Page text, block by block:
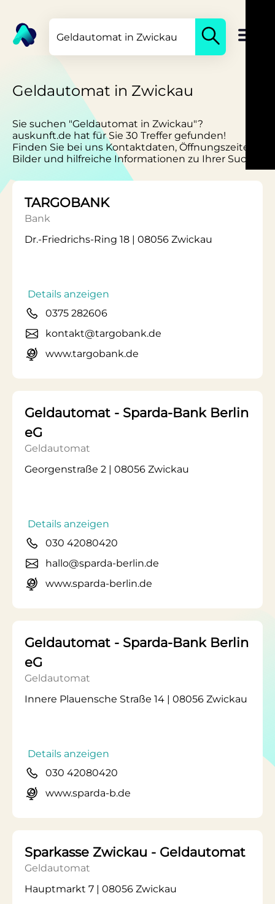
Geldautomat in Zwickau
Sie suchen "Geldautomat in Zwickau"?
auskunft.de hat für Sie 30 Treffer gefunden!
Finden Sie bei uns Kontaktdaten, Öffnungszeiten,
Bilder und hilfreiche Informationen zu Ihrer Suche.
TARGOBANK
Bank
Dr.-Friedrichs-Ring 18 | 08056 Zwickau
Details anzeigen
0375 282606
kontakt@targobank.de
www.targobank.de
Geldautomat - Sparda-Bank Berlin
eG
Geldautomat
Georgenstraße 2 | 08056 Zwickau
Details anzeigen
030 42080420
hallo@sparda-berlin.de
www.sparda-berlin.de
Geldautomat - Sparda-Bank Berlin
eG
Geldautomat
Innere Plauensche Straße 14 | 08056 Zwickau
Details anzeigen
030 42080420
www.sparda-b.de
Sparkasse Zwickau - Geldautomat
Geldautomat
Hauptmarkt 7 | 08056 Zwickau